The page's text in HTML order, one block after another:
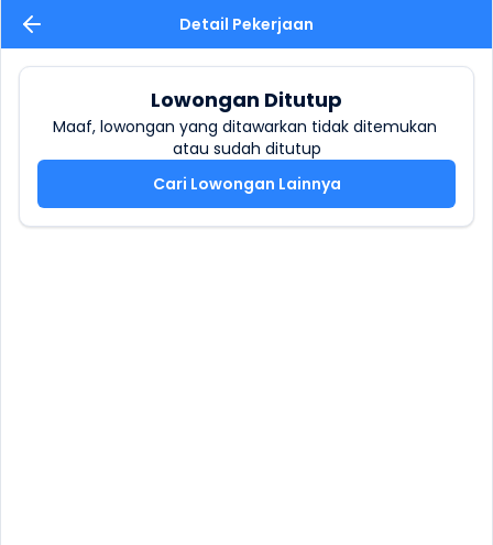
Detail Pekerjaan
Lowongan Ditutup
Maaf, lowongan yang ditawarkan tidak ditemukan
atau sudah ditutup
Cari Lowongan Lainnya